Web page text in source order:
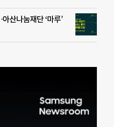
산나눔재단 ‘마루’